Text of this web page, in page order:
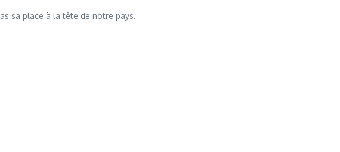
sa place à la tête de notre pays.